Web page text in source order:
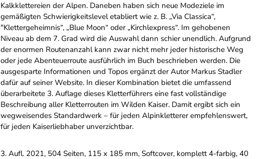
Kalkklettereien der Alpen. Daneben haben sich neue Modeziele im
gemäßigten Schwierigkeitslevel etabliert wie z. B. „Via Classica“,
"Klettergeheimnis“, „Blue Moon“ oder „Kirchlexpress“. Im gehobenen
Niveau ab dem 7. Grad wird die Auswahl dann schier unendlich. Aufgrund
der enormen Routenanzahl kann zwar nicht mehr jeder historische Weg
oder jede Abenteuerroute ausführlich im Buch beschrieben werden. Die
ausgesparte Informationen und Topos ergänzt der Autor Markus Stadler
dafür auf seiner Website. In dieser Kombination bietet die umfassend
überarbeitete 3. Auflage dieses Kletterführers eine fast vollständige
Beschreibung aller Kletterrouten im Wilden Kaiser. Damit ergibt sich ein
wegweisendes Standardwerk – für jeden Alpinkletterer empfehlenswert,
für jeden Kaiserliebhaber unverzichtbar.
3. Aufl. 2021, 504 Seiten, 115 x 185 mm, Softcover, komplett 4-farbig, 40